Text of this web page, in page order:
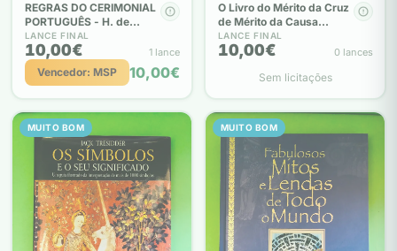
REGRAS DO CERIMONIAL
PORTUGUÊS - H. de
Mendonça e Cunha
LANCE FINAL
10,00€ 1 lance
Vencedor: MSP 10,00€
O Livro do Mérito da Cruz
de Mérito da Causa
Monárquica
LANCE FINAL
10,00€ 0 lances
Sem licitações
MUITO BOM MUITO BOM